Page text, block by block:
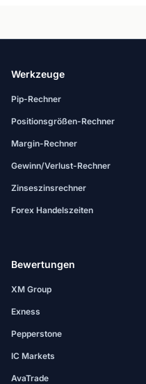
Werkzeuge
Pip-Rechner
Positionsgrößen-Rechner
Margin-Rechner
Gewinn/Verlust-Rechner
Zinseszinsrechner
Forex Handelszeiten
Bewertungen
XM Group
Exness
Pepperstone
IC Markets
AvaTrade